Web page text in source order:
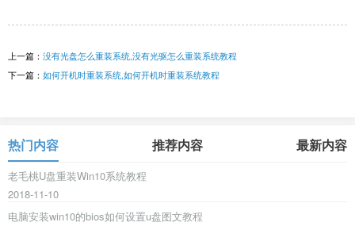
上一篇： 没有光盘怎么重装系统,没有光驱怎么重装系统教程
下一篇： 如何开机时重装系统,如何开机时重装系统教程
热门内容 推荐内容 最新内容
老毛桃U盘重装Win10系统教程
2018-11-10
电脑安装win10的bios如何设置u盘图文教程